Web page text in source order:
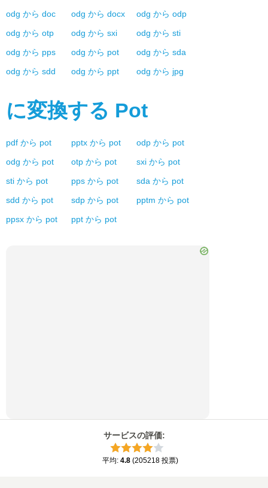
odg から doc odg から docx odg から odp
odg から otp odg から sxi odg から sti
odg から pps odg から pot odg から sda
odg から sdd odg から ppt odg から jpg
に変換する Pot
pdf から pot pptx から pot odp から pot
odg から pot otp から pot sxi から pot
sti から pot pps から pot sda から pot
sdd から pot sdp から pot pptm から pot
ppsx から pot ppt から pot
サービスの評価:
平均: 4.8 (205218 投票)